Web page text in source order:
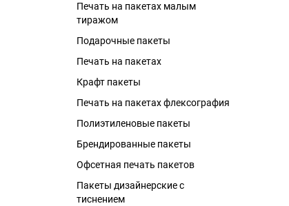
Печать на пакетах малым
тиражом
Подарочные пакеты
Печать на пакетах
Крафт пакеты
Печать на пакетах флексография
Полиэтиленовые пакеты
Брендированные пакеты
Офсетная печать пакетов
Пакеты дизайнерские с
тиснением